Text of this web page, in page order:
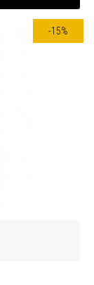
-15%